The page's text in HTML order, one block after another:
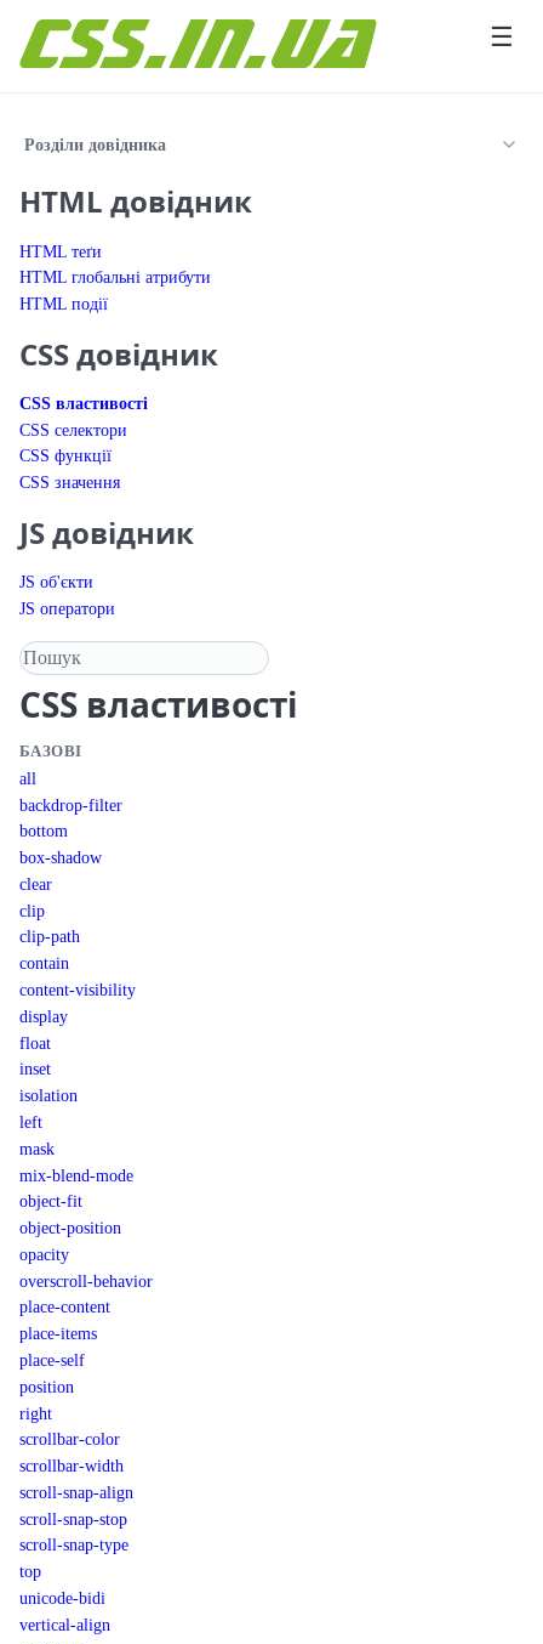
☰
Розділи довідника
HTML довідник
HTML теґи
HTML глобальні атрибути
HTML події
CSS довідник
CSS властивості
CSS селектори
CSS функції
CSS значення
JS довідник
JS об'єкти
JS оператори
Пошук у довіднику
CSS властивості
БАЗОВІ
all
backdrop-filter
bottom
box-shadow
clear
clip
clip-path
contain
content-visibility
display
float
inset
isolation
left
mask
mix-blend-mode
object-fit
object-position
opacity
overscroll-behavior
place-content
place-items
place-self
position
right
scrollbar-color
scrollbar-width
scroll-snap-align
scroll-snap-stop
scroll-snap-type
top
unicode-bidi
vertical-align